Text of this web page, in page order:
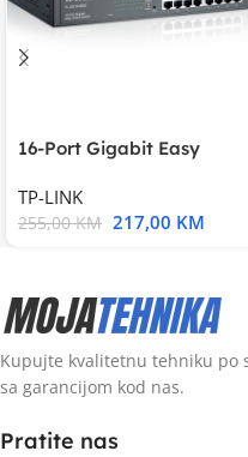
16-Port Gigabit Easy
TP-LINK
255,00KM 217,00 KM
Kupujte kvalitetnu tehniku po
sa garancijom kod nas.
Pratite nas